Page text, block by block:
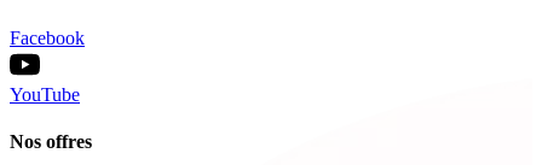
Facebook
YouTube
Nos offres